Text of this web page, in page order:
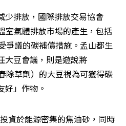
少排放，國際排放交易協會
室氣體排放市場的產生，包括
爭議的碳補償措施。孟山都生
大豆會議，則是遊說將
除草劑）的大豆視為可獲得碳
好」作物。
資於能源密集的焦油砂，同時